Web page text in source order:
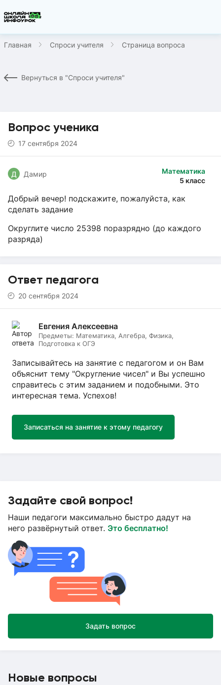
Главная Спроси учителя Страница вопроса
Вернуться в "Спроси учителя"
Вопрос ученика
17 сентября 2024
Математика
5 класс
Д Дамир
Добрый вечер! подскажите, пожалуйста, как
сделать задание
Округлите число 25398 поразрядно (до каждого
разряда)
Ответ педагога
20 сентября 2024
Евгения Алексеевна
Предметы: Математика, Алгебра, Физика,
Подготовка к ОГЭ
Записывайтесь на занятие с педагогом и он Вам
объяснит тему "Округление чисел" и Вы успешно
справитесь с этим заданием и подобными. Это
интересная тема. Успехов!
Записаться на занятие к этому педагогу
Задайте свой вопрос!
Наши педагоги максимально быстро дадут на
него развёрнутый ответ. Это бесплатно!
Задать вопрос
Новые вопросы